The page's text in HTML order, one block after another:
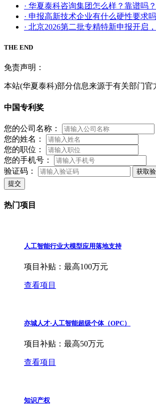
· 华夏泰科咨询集团怎么样？靠谱吗？
· 申报高新技术企业有什么硬性要求
· 北京2026第二批专精特新申报开启
THE END
免责声明：
本站(华夏泰科)部分信息来源于有关部门
中国专利奖
您的公司名称：
您的姓名：
您的职位：
您的手机号：
验证码：
获取
提交
热门项目
人工智能行业大模型应用落地支持
项目补贴： 最高100万元
查看项目
亦城人才·人工智能超级个体（OPC）
项目补贴： 最高50万元
查看项目
知识产权